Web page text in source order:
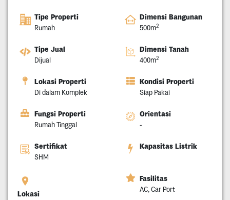
Tipe Properti
Rumah
Dimensi Bangunan
500m2
Tipe Jual
Dijual
Dimensi Tanah
400m2
Lokasi Properti
Di dalam Komplek
Kondisi Properti
Siap Pakai
Fungsi Properti
Rumah Tinggal
Orientasi
-
Sertifikat
SHM
Kapasitas Listrik
Lokasi
Fasilitas
AC, Car Port